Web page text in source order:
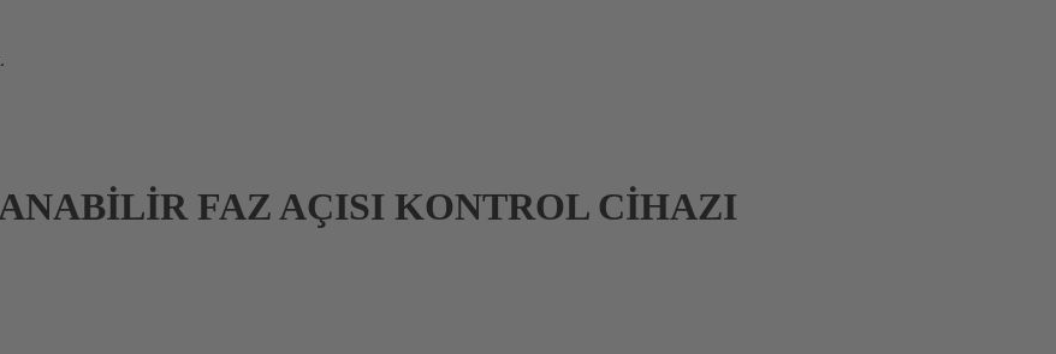
FAZ AÇISI KONTROL CİHAZI